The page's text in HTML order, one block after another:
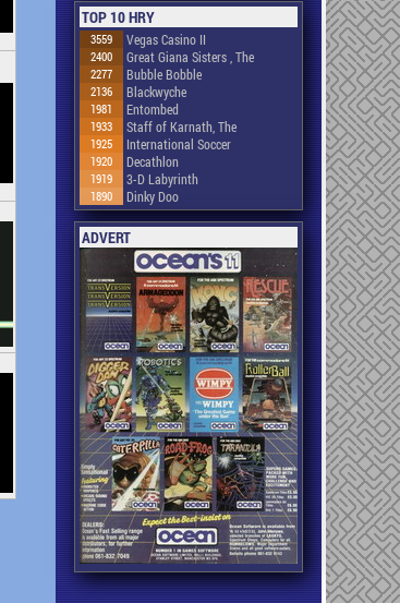
TOP 10 HRY
3559 Vegas Casino II
2400 Great Giana Sisters , The
2277 Bubble Bobble
2136 Blackwyche
1981 Entombed
1933 Staff of Karnath, The
1925 International Soccer
1920 Decathlon
1919 3-D Labyrinth
1890 Dinky Doo
ADVERT